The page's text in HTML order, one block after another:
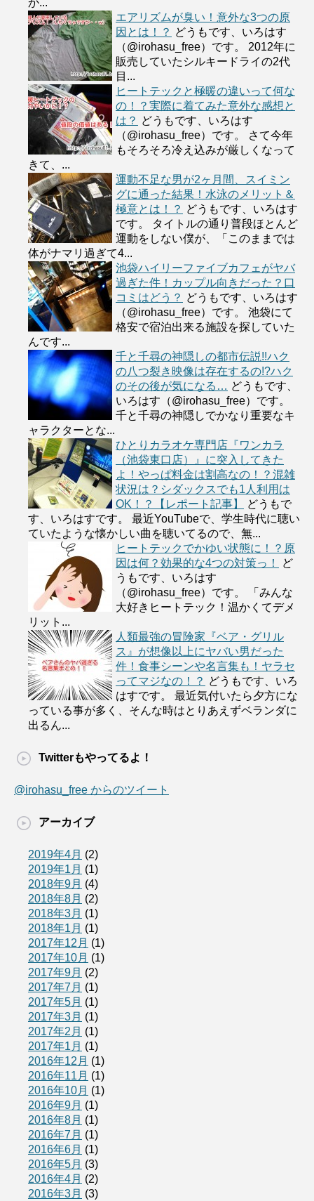
か...
エアリズムが臭い！意外な3つの原
因とは！？ どうもです、いろはす
（@irohasu_free）です。 2012年に
販売していたシルキードライの2代
目...
ヒートテックと極暖の違いって何な
の！？実際に着てみた意外な感想と
は？ どうもです、いろはす
（@irohasu_free）です。 さて今年
もそろそろ冷え込みが厳しくなって
きて、...
運動不足な男が2ヶ月間、スイミン
グに通った結果！水泳のメリット＆
極意とは！？ どうもです、いろはす
です。 タイトルの通り普段ほとんど
運動をしない僕が、「このままでは
体がナマリ過ぎて4...
池袋ハイリーファイブカフェがヤバ
過ぎた件！カップル向きだった？口
コミはどう？ どうもです、いろはす
（@irohasu_free）です。 池袋にて
格安で宿泊出来る施設を探していた
んです...
千と千尋の神隠しの都市伝説!!ハク
の八つ裂き映像は存在するの!?ハク
のその後が気になる… どうもです、
いろはす（@irohasu_free）です。
千と千尋の神隠しでかなり重要なキ
ャラクターとな...
ひとりカラオケ専門店『ワンカラ
（池袋東口店）』に突入してきた
よ！やっぱ料金は割高なの！？混雑
状況は？シダックスでも1人利用は
OK！？【レポート記事】
どうもで
す、いろはすです。 最近YouTubeで、学生時代に聴い
ていたような懐かしい曲を聴いてるので、無...
ヒートテックでかゆい状態に！？原
因は何？効果的な4つの対策っ！
ど
うもです、いろはす
（@irohasu_free）です。 「みんな
大好きヒートテック！温かくてデメ
リット...
人類最強の冒険家『ベア・グリル
ス』が想像以上にヤバい男だった
件！食事シーンや名言集も！ヤラセ
ってマジなの！？ どうもです、いろ
はすです。 最近気付いたら夕方にな
っている事が多く、そんな時はとりあえずベランダに
出るん...
Twitterもやってるよ！
@irohasu_free からのツイート
アーカイブ
2019年4月 (2)
2019年1月 (1)
2018年9月 (4)
2018年8月 (2)
2018年3月 (1)
2018年1月 (1)
2017年12月 (1)
2017年10月 (1)
2017年9月 (2)
2017年7月 (1)
2017年5月 (1)
2017年3月 (1)
2017年2月 (1)
2017年1月 (1)
2016年12月 (1)
2016年11月 (1)
2016年10月 (1)
2016年9月 (1)
2016年8月 (1)
2016年7月 (1)
2016年6月 (1)
2016年5月 (3)
2016年4月 (2)
2016年3月 (3)